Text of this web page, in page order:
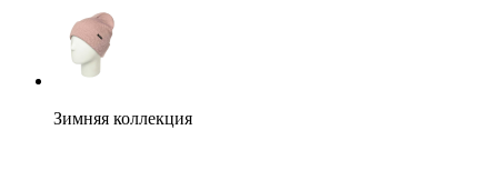
Зимняя коллекция